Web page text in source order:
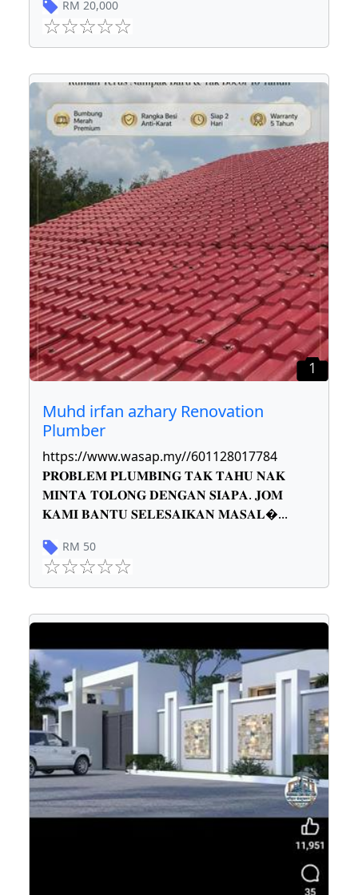
RM 20,000
1
Muhd irfan azhary Renovation
Plumber
https://www.wasap.my//601128017784
𝐏𝐑𝐎𝐁𝐋𝐄𝐌 𝐏𝐋𝐔𝐌𝐁𝐈𝐍𝐆 𝐓𝐀𝐊 𝐓𝐀𝐇𝐔 𝐍𝐀𝐊
𝐌𝐈𝐍𝐓𝐀 𝐓𝐎𝐋𝐎𝐍𝐆 𝐃𝐄𝐍𝐆𝐀𝐍 𝐒𝐈𝐀𝐏𝐀. 𝐉𝐎𝐌
𝐊𝐀𝐌𝐈 𝐁𝐀𝐍𝐓𝐔 𝐒𝐄𝐋𝐄𝐒𝐀𝐈𝐊𝐀𝐍 𝐌𝐀𝐒𝐀𝐋...
RM 50